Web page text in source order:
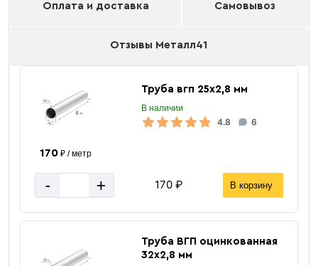
Оплата и доставка Самовывоз
Отзывы Металл41
Труба вгп 25х2,8 мм
В наличии
4.8 6
170₽ / метр
- + 170 ₽ В корзину
Труба ВГП оцинкованная
32х2,8 мм